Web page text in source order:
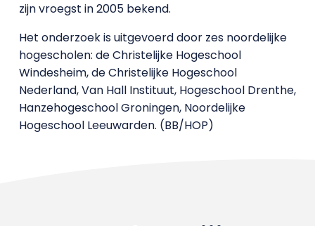
zijn vroegst in 2005 bekend.
Het onderzoek is uitgevoerd door zes noordelijke
hogescholen: de Christelijke Hogeschool
Windesheim, de Christelijke Hogeschool
Nederland, Van Hall Instituut, Hogeschool Drenthe,
Hanzehogeschool Groningen, Noordelijke
Hogeschool Leeuwarden. (BB/HOP)